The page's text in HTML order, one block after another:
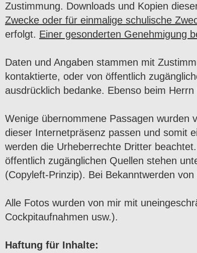
Zustimmung. Downloads und Kopien
Zwecke oder für einmalige schulische
erfolgt. Einer gesonderten Genehmigung
Daten und Angaben stammen mit
kontaktierte, oder von öffentlich
ausdrücklich bedanke. Ebenso beim
Wenige übernommene Passagen wurden
dieser Internetpräsenz passen und somit
werden die Urheberrechte Dritter
öffentlich zugänglichen Quellen stehen
(Copyleft-Prinzip). Bei Bekanntwerden
Alle Fotos wurden von mir mit
Cockpitaufnahmen usw.).
Haftung für Inhalte: